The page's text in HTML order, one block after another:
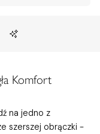
Komfort
na jedno z
szerszej obrączki -